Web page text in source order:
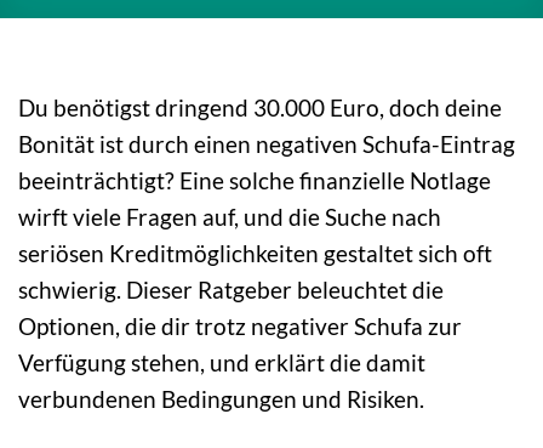
Du benötigst dringend 30.000 Euro, doch deine
Bonität ist durch einen negativen Schufa-Eintrag
beeinträchtigt? Eine solche finanzielle Notlage
wirft viele Fragen auf, und die Suche nach
seriösen Kreditmöglichkeiten gestaltet sich oft
schwierig. Dieser Ratgeber beleuchtet die
Optionen, die dir trotz negativer Schufa zur
Verfügung stehen, und erklärt die damit
verbundenen Bedingungen und Risiken.